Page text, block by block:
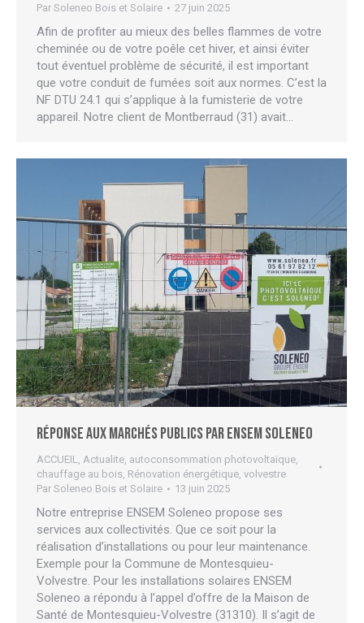
Par Soleneo Bois et Solaire 27 juin 2025
Afin de profiter au mieux des belles flammes de votre
cheminée ou de votre poêle cet hiver, et ainsi éviter
tout éventuel problème de sécurité, il est important
que votre conduit de fumées soit aux normes. C’est la
NF DTU 24.1 qui s’applique à la fumisterie de votre
appareil. Notre client de Montberraud (31) avait…
Réponse aux marchés publics par ENSEM Soleneo
ACCUEIL Actualite autoconsommation photovoltaïque
chauffage au bois Rénovation énergétique volvestre
Par Soleneo Bois et Solaire 13 juin 2025
Notre entreprise ENSEM Soleneo propose ses
services aux collectivités. Que ce soit pour la
réalisation d’installations ou pour leur maintenance.
Exemple pour la Commune de Montesquieu-
Volvestre. Pour les installations solaires ENSEM
Soleneo a répondu à l’appel d’offre de la Maison de
Santé de Montesquieu-Volvestre (31310). Il s’agit de